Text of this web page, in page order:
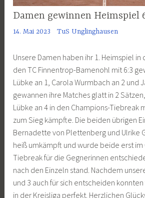
Damen gewinnen Heimspiel
14. Mai 2023 TuS Unglinghausen
Unsere Damen haben ihr 1. Heimspiel in
den TC Finnentrop-Bamenohl mit 6:3
Lübke an 1, Carola Wurmbach an 2 und
gewannen ihre Matches glatt in 2
Lübke an 4 in den Champions-Tiebreak
zum Sieg kämpfte. Die beiden übrigen
Bernadette von Plettenberg und Ulrike
heiß umkämpft und wurde beide erst im
Tiebreak für die Gegnerinnen
nach den Einzeln stand. Nachdem
und 3 auch für sich entscheiden
in der Kreisliga perfekt. Herzlichen